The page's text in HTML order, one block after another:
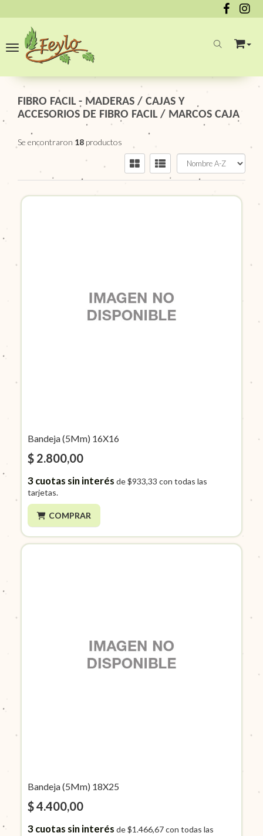
Toggle navigation
FIBRO FACIL - MADERAS / CAJAS Y
ACCESORIOS DE FIBRO FACIL / MARCOS CAJA
Se encontraron 18 productos
Bandeja (5Mm) 16X16
$ 2.800,00
3cuotas sin interés de$933,33 con todas las
tarjetas.
COMPRAR
Bandeja (5Mm) 18X25
$ 4.400,00
3cuotas sin interés de$1.466,67con todas las